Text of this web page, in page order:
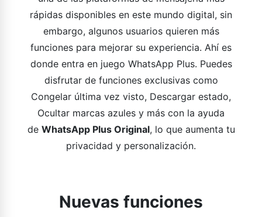
rápidas disponibles en este mundo digital, sin
embargo, algunos usuarios quieren más
funciones para mejorar su experiencia. Ahí es
donde entra en juego WhatsApp Plus. Puedes
disfrutar de funciones exclusivas como
Congelar última vez visto, Descargar estado,
Ocultar marcas azules y más con la ayuda
de WhatsApp Plus Original, lo que aumenta tu
privacidad y personalización.
Nuevas funciones